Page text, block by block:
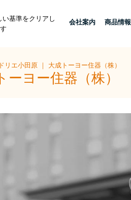
基準をクリアし
会社案内 商品情報
リエ小田原 ｜ 大成トーヨー住器（株）
ヨー住器（株）